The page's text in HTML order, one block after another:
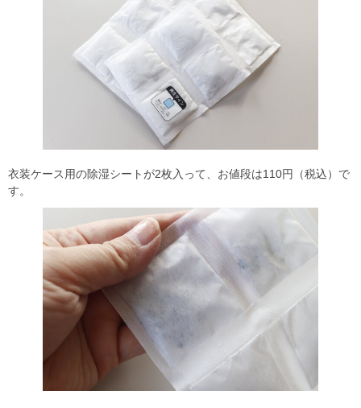
衣装ケース用の除湿シートが2枚入って、お値段は110円（税込）で
す。